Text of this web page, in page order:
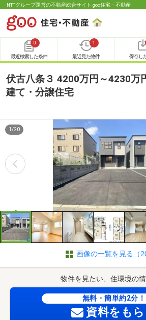
NTTグループ運営の不動産総合サイト goo住宅・不動産
0
最近検索した条件
1
最近見た物件 保存し
伏古八条３ 4200万円～4230万
建て・分譲住宅
1 /20
画像の一覧を見る（
物件を見たい、住環境の
無料・簡単約2分！
資料をもら